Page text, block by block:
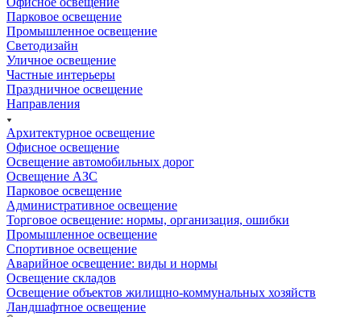
Парковое освещение
Промышленное освещение
Светодизайн
Уличное освещение
Частные интерьеры
Праздничное освещение
Направления
Архитектурное освещение
Офисное освещение
Освещение автомобильных дорог
Освещение АЗС
Парковое освещение
Административное освещение
Торговое освещение: нормы, организация, ошибки
Промышленное освещение
Спортивное освещение
Аварийное освещение: виды и нормы
Освещение складов
Освещение объектов жилищно-коммунальных хозяйств
Ландшафтное освещение